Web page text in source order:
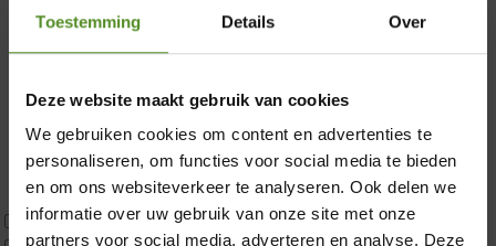
Toestemming Details Over
Deze website maakt gebruik van cookies
We gebruiken cookies om content en advertenties te
personaliseren, om functies voor social media te bieden
en om ons websiteverkeer te analyseren. Ook delen we
informatie over uw gebruik van onze site met onze
partners voor social media, adverteren en analyse. Deze
2 personen
Koudschuim
Latex
Traagschuim
Tweepersoons 1 kern
×